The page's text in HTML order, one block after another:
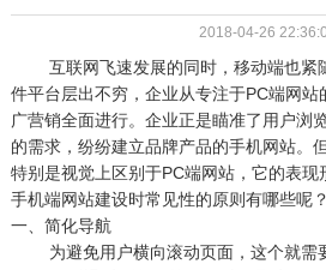
2018-04-26
互联网飞速发展的同时，移动端也紧
件平台层出不穷，企业从专注于PC端网站
广营销全面进行。企业正是瞄准了用户浏
的需求，纷纷建立品牌产品的手机网站。
特别是视觉上区别于PC端网站，它的表现
手机端网站建设时常见性的原则有哪些呢？
一、简化导航
为避免用户横向滚动页面，这个就需